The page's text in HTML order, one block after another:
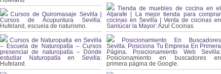
Cursos de Quiromasaje Sevilla |
Cursos de Acupuntura Sevilla:
Hufeland, escuela de naturismo.
Cursos de Naturopatia en Sevilla
– Escuela de Naturopatía – Cursos
presencial de naturopatía – Dónde
estudiar Naturopatía en Sevilla:
Hufeland.
Tienda de muebles de cocina en el
Aljarafe | La mejor tienda para comprar
cocinas en Sevilla | Venta de cocinas en
Sanlúcar la Mayor:Azul Cocinas.
Posicionamiento En Buscadores
Sevilla. Posiciona Tu Empresa En Primera
Página. Posicionamiento Web Sevilla:
Posicionamiento en buscadores en
primera página de Google.